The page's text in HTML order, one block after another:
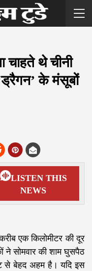
चाहते थे चीनी
के मंसूबों
LISTEN THIS
NEWS
एक किलोमीटर की दूर
ने सोमवार की शाम घुसपैठ
से बेहद अहम है। यदि इस